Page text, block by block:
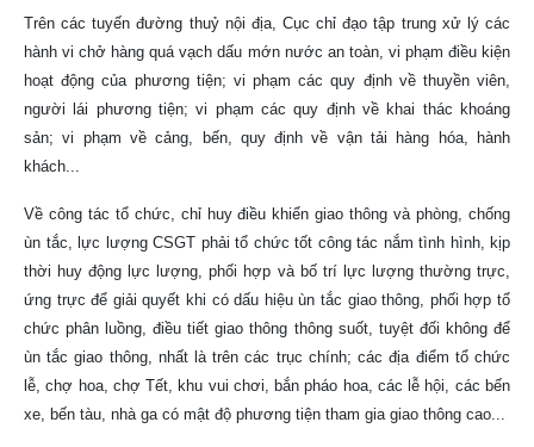
Trên các tuyến đường thuỷ nội địa, Cục chỉ đạo tập trung xử lý các
hành vi chở hàng quá vạch dấu mớn nước an toàn, vi phạm điều kiện
hoạt động của phương tiện; vi phạm các quy định về thuyền viên,
người lái phương tiện; vi phạm các quy định về khai thác khoáng
sản; vi phạm về cảng, bến, quy định về vận tải hàng hóa, hành
khách...
Về công tác tổ chức, chỉ huy điều khiển giao thông và phòng, chống
ùn tắc, lực lượng CSGT phải tổ chức tốt công tác nắm tình hình, kịp
thời huy động lực lượng, phối hợp và bố trí lực lượng thường trực,
ứng trực để giải quyết khi có dấu hiệu ùn tắc giao thông, phối hợp tổ
chức phân luồng, điều tiết giao thông thông suốt, tuyệt đối không để
ùn tắc giao thông, nhất là trên các trục chính; các địa điểm tổ chức
lễ, chợ hoa, chợ Tết, khu vui chơi, bắn pháo hoa, các lễ hội, các bến
xe, bến tàu, nhà ga có mật độ phương tiện tham gia giao thông cao...